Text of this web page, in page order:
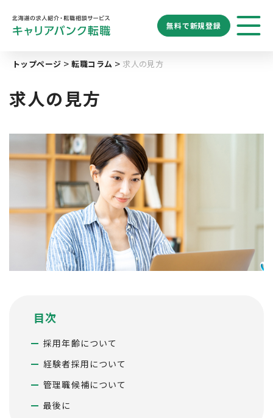
無料で新規登録
求人を探す
求人閲覧履歴 新着求人一覧
札幌市
道央エリア
空知エリア
道東エリア
釧路・根室エリア
オホーツクエリア
後志エリア
道北・旭川エリア
道南エリア
フルリモート
北海道以外
トップページ 転職コラム 求人の見方
求人の見方
目次
採用年齢について
経験者採用について
管理職候補について
最後に